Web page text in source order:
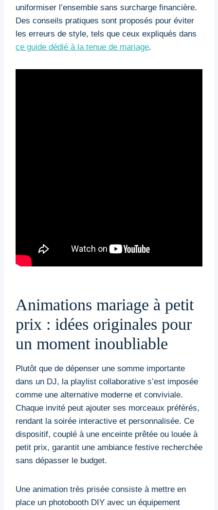
uniformiser l’ensemble sans surcharge financière.
Des conseils pratiques sont proposés pour éviter
les erreurs de style, tels que ceux expliqués dans
ce guide dédié à la tenue de mariage.
Animations mariage à petit
prix : idées originales pour
un moment inoubliable
Plutôt que de dépenser une somme importante
dans un DJ, la playlist collaborative s’est imposée
comme une alternative moderne et conviviale.
Chaque invité peut ajouter ses morceaux préférés,
rendant la soirée interactive et personnalisée. Ce
dispositif, couplé à une enceinte prêtée ou louée à
petit prix, garantit une ambiance festive recherchée
sans dépasser le budget.
Une animation très prisée consiste à mettre en
place un photobooth DIY avec un équipement